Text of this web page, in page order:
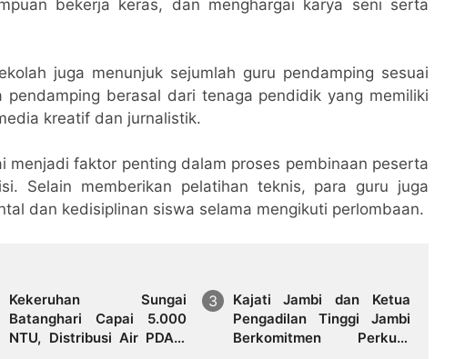
bekerja keras, dan menghargai karya seni serta
juga menunjuk sejumlah guru pendamping sesuai
berasal dari tenaga pendidik yang memiliki
kreatif dan jurnalistik.
menjadi faktor penting dalam proses pembinaan peserta
Selain memberikan pelatihan teknis, para guru juga
dan kedisiplinan siswa selama mengikuti perlombaan.
Kekeruhan Sungai
Batanghari Capai 5.000
NTU, Distribusi Air PDAM
Kajati Jambi dan Ketua
Pengadilan Tinggi Jambi
Berkomitmen Perkuat